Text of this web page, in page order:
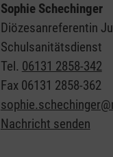
Sophie Schechinger
Diözesanreferentin
Schulsanitätsdienst
Tel. 06131 2858-342
Fax 06131 2858-362
Nachricht senden